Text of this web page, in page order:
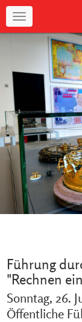
Navigation
Führung
"Rechnen
Sonntag, 26.
Öffentliche